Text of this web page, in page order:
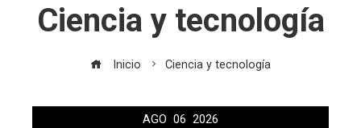
Ciencia y tecnología
Inicio Ciencia y tecnología
AGO 06 2026